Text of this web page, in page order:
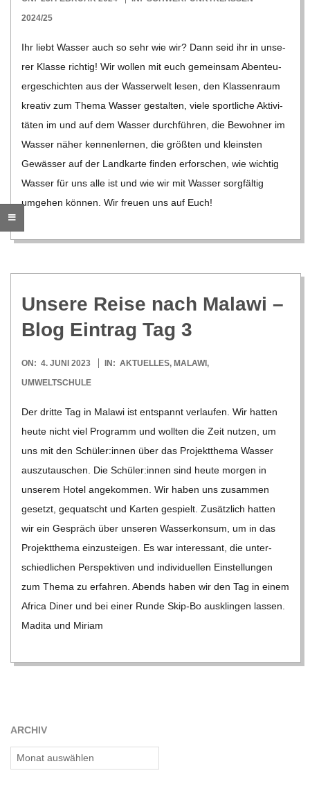
O
R
E
-
G
O
L
D
S
C
H
M
D
T
-
S
U
L
02-
2024/25
Ihr liebt Was­ser auch so sehr wie wir? Dann seid ihr in unse­
rer Klasse rich­tig! Wir wol­len mit euch gemein­sam Aben­teu­
er­ge­schich­ten aus der Was­ser­welt lesen, den Klas­sen­raum
krea­tiv zum Thema Was­ser gestal­ten, viele sport­li­che Akti­vi­
tä­ten im und auf dem Was­ser durch­füh­ren, die Bewoh­ner im
Was­ser näher ken­nen­ler­nen, die größ­ten und kleins­ten
Gewäs­ser auf der Land­karte fin­den erfor­schen, wie wich­tig
Was­ser für uns alle ist und wie wir mit Was­ser sorg­fäl­tig
umge­hen kön­nen. Wir freuen uns auf Euch!
Unsere Reise nach Malawi –
Blog Ein­trag Tag 3
2023-
06-
ON: 4. JUNI 2023 IN: AKTUELLES, MALAWI ,
UMWELTSCHULE
Der dritte Tag in Malawi ist ent­spannt ver­lau­fen. Wir hat­ten
heute nicht viel Pro­gramm und woll­ten die Zeit nut­zen, um
uns mit den Schüler:innen über das Pro­jekt­thema Was­ser
aus­zu­tau­schen. Die Schüler:innen sind heute mor­gen in
unse­rem Hotel ange­kom­men. Wir haben uns zusam­men
gesetzt, gequatscht und Kar­ten gespielt. Zusätz­lich hat­ten
wir ein Gespräch über unse­ren Was­ser­kon­sum, um in das
Pro­jekt­thema ein­zu­stei­gen. Es war inter­es­sant, die unter­
schied­li­chen Per­spek­ti­ven und indi­vi­du­el­len Ein­stel­lun­gen
zum Thema zu erfah­ren. Abends haben wir den Tag in einem
Africa Diner und bei einer Runde Skip-Bo aus­klin­gen las­sen.
Madita und Miriam
ARCHIV
Archiv